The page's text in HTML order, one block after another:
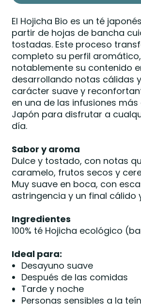
El Hojicha Bio es un té
partir de hojas de bancha
tostadas. Este proceso
completo su perfil
notablemente su contenido
desarrollando notas cálidas
carácter suave y
en una de las infusiones
Japón para disfrutar a
día.
Sabor y aroma
Dulce y tostado, con notas
caramelo, frutos secos y
Muy suave en boca, con
astringencia y un final cálido
Ingredientes
100% té Hojicha ecológico
Ideal para:
Desayuno suave
Después de las comidas
Tarde y noche
Personas sensibles a la